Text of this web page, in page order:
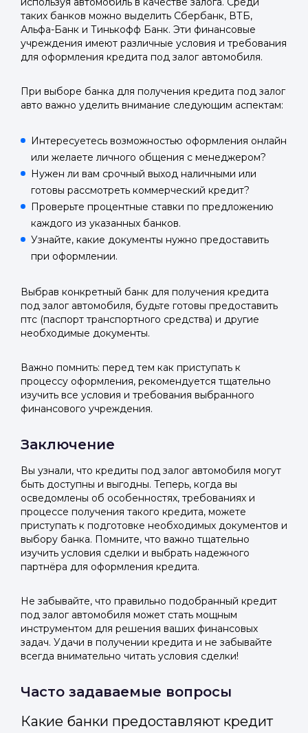
таких банков можно выделить Сбербанк, ВТБ,
Альфа-Банк и Тинькофф Банк. Эти финансовые
учреждения имеют различные условия и требования
для оформления кредита под залог автомобиля.
При выборе банка для получения кредита под залог
авто важно уделить внимание следующим аспектам:
Интересуетесь возможностью оформления онлайн
или желаете личного общения с менеджером?
Нужен ли вам срочный выход наличными или
готовы рассмотреть коммерческий кредит?
Проверьте процентные ставки по предложению
каждого из указанных банков.
Узнайте, какие документы нужно предоставить
при оформлении.
Выбрав конкретный банк для получения кредита
под залог автомобиля, будьте готовы предоставить
птс (паспорт транспортного средства) и другие
необходимые документы.
Важно помнить: перед тем как приступать к
процессу оформления, рекомендуется тщательно
изучить все условия и требования выбранного
финансового учреждения.
Заключение
Вы узнали, что кредиты под залог автомобиля могут
быть доступны и выгодны. Теперь, когда вы
осведомлены об особенностях, требованиях и
процессе получения такого кредита, можете
приступать к подготовке необходимых документов и
выбору банка. Помните, что важно тщательно
изучить условия сделки и выбрать надежного
партнёра для оформления кредита.
Не забывайте, что правильно подобранный кредит
под залог автомобиля может стать мощным
инструментом для решения ваших финансовых
задач. Удачи в получении кредита и не забывайте
всегда внимательно читать условия сделки!
Часто задаваемые вопросы
Какие банки предоставляют кредит